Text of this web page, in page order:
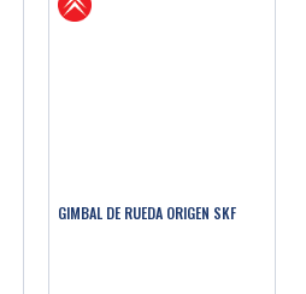
GIMBAL DE RUEDA ORIGEN SKF